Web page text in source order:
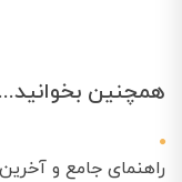
همچنین بخوانید...
راهنمای جامع و